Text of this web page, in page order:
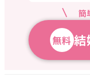
40代男性 /
真剣交際していた
簡
無料 結